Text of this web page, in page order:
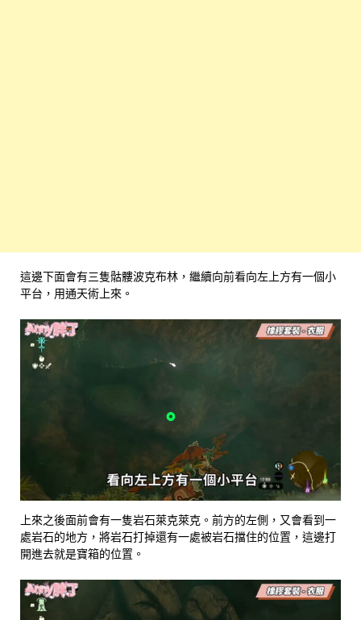
這邊下面會有三隻骷髏波克布林，繼續向前看向左上方有一個小
平台，用通天術上來。
上來之後面前會有一隻岩石萊克萊克。前方的左側，又會看到一
處岩石的地方，將岩石打掉還有一處被岩石擋住的位置，這邊打
開進去就是寶箱的位置。